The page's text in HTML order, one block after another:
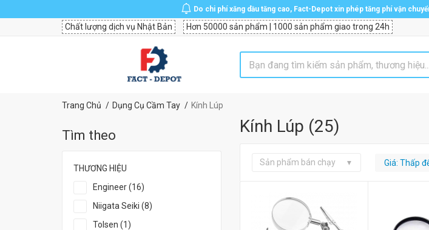
Do chi phí xăng dầu tăng cao, Fact-Depot xin phép tăng phí vận
Chất lượng dịch vụ Nhật Bản Hơn 50000 sản phẩm | 1000 sản phẩm giao trong 24h
Trang Chủ Dụng Cụ Cầm Tay Kính Lúp
Tìm theo
THƯƠNG HIỆU
Engineer (16)
Niigata Seiki (8)
Tolsen (1)
Kính Lúp (25)
Sản phẩm bán chạy Giá: Thấp